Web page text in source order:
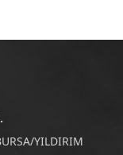
YILDIRIM